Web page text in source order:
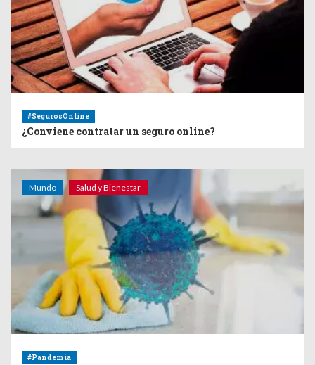
#SegurosOnline
¿Conviene contratar un seguro online?
Mundo Salud y Bienestar
#Pandemia